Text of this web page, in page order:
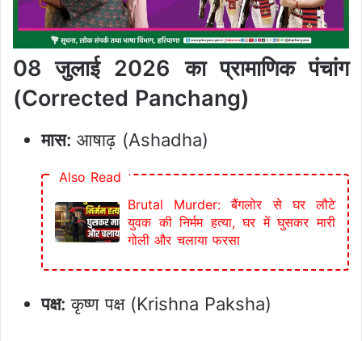
08 जुलाई 2026 का प्रामाणिक पंचांग
(Corrected Panchang)
मास: आषाढ़ (Ashadha)
Also Read
Brutal Murder: बैंगलोर से घर लौटे
युवक की निर्मम हत्या, घर में घुसकर मारी
गोली और चलाया फरसा
पक्ष: कृष्ण पक्ष (Krishna Paksha)